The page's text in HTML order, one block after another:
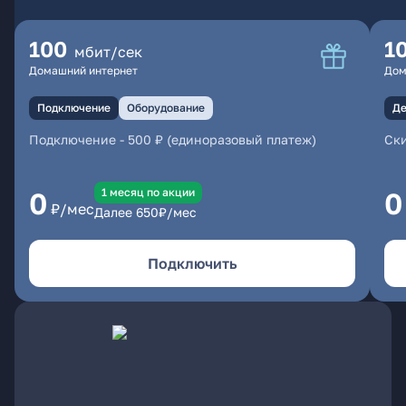
100 мбит/сек
Домашний интернет
Подключение Оборудование
Подключение - 500 ₽ (единоразовый платеж)
0 ₽/мес
1 месяц по акции
Далее 650₽/мес
Подключить
0